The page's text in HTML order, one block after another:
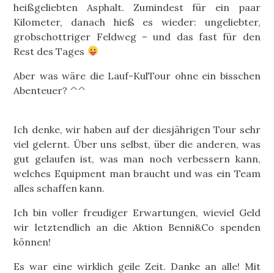
heißgeliebten Asphalt. Zumindest für ein paar
Kilometer, danach hieß es wieder: ungeliebter,
grobschottriger Feldweg – und das fast für den
Rest des Tages
Aber was wäre die Lauf-KulTour ohne ein bisschen
Abenteuer? ^^
Ich denke, wir haben auf der diesjährigen Tour sehr
viel gelernt. Über uns selbst, über die anderen, was
gut gelaufen ist, was man noch verbessern kann,
welches Equipment man braucht und was ein Team
alles schaffen kann.
Ich bin voller freudiger Erwartungen, wieviel Geld
wir letztendlich an die Aktion Benni&Co spenden
können!
Es war eine wirklich geile Zeit. Danke an alle! Mit